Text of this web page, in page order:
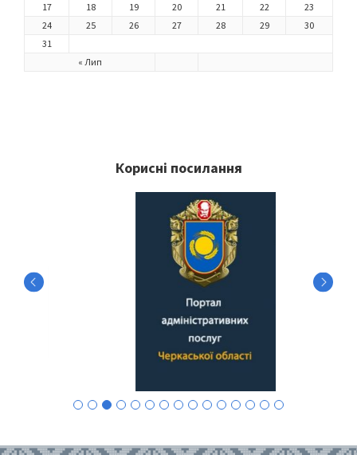
« Лип
17
18 19 20 21 22
23
24
25 26 27 28 29
30
31
Корисні посилання